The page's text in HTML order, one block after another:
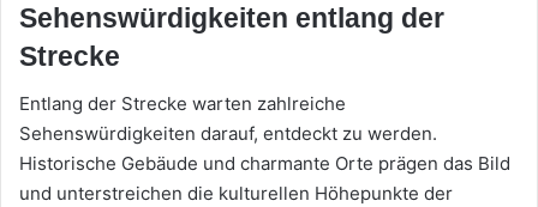
Sehenswürdigkeiten entlang der
Strecke
Entlang der Strecke warten zahlreiche
Sehenswürdigkeiten darauf, entdeckt zu werden.
Historische Gebäude und charmante Orte prägen das Bild
und unterstreichen die kulturellen Höhepunkte der